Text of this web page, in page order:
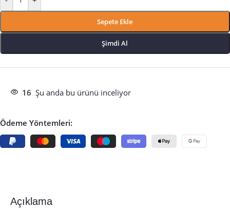
Sepete Ekle
Şimdi Al
16 Şu anda bu ürünü inceliyor
Ödeme Yöntemleri:
Açıklama